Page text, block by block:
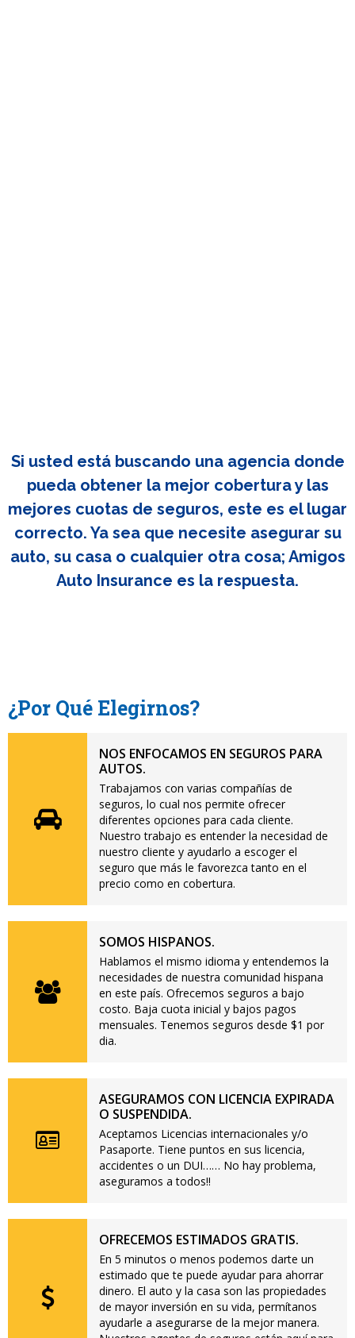
Si usted está buscando una agencia donde
pueda obtener la mejor cobertura y las
mejores cuotas de seguros, este es el lugar
correcto. Ya sea que necesite asegurar su
auto, su casa o cualquier otra cosa; Amigos
Auto Insurance es la respuesta.
¿Por Qué Elegirnos?
NOS ENFOCAMOS EN SEGUROS PARA
AUTOS.
Trabajamos con varias compañías de
seguros, lo cual nos permite ofrecer
diferentes opciones para cada cliente.
Nuestro trabajo es entender la necesidad de
nuestro cliente y ayudarlo a escoger el
seguro que más le favorezca tanto en el
precio como en cobertura.
SOMOS HISPANOS.
Hablamos el mismo idioma y entendemos la
necesidades de nuestra comunidad hispana
en este país. Ofrecemos seguros a bajo
costo. Baja cuota inicial y bajos pagos
mensuales. Tenemos seguros desde $1 por
dia.
ASEGURAMOS CON LICENCIA EXPIRADA
O SUSPENDIDA.
Aceptamos Licencias internacionales y/o
Pasaporte. Tiene puntos en sus licencia,
accidentes o un DUI…… No hay problema,
aseguramos a todos!!
OFRECEMOS ESTIMADOS GRATIS.
En 5 minutos o menos podemos darte un
estimado que te puede ayudar para ahorrar
dinero. El auto y la casa son las propiedades
de mayor inversión en su vida, permítanos
ayudarle a asegurarse de la mejor manera.